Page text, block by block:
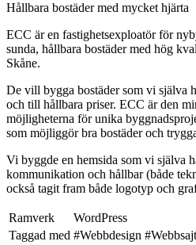
Hållbara bostäder med mycket hjärta
ECC är en fastighetsexploatör för
sunda, hållbara bostäder med hög
Skåne.
De vill bygga bostäder som vi själva
och till hållbara priser. ECC är den
möjligheterna för unika
som möjliggör bra bostäder och
Vi byggde en hemsida som vi själva
kommunikation och hållbar (både
också tagit fram både logotyp och
Ramverk
WordPress
Taggad med #Webbdesign